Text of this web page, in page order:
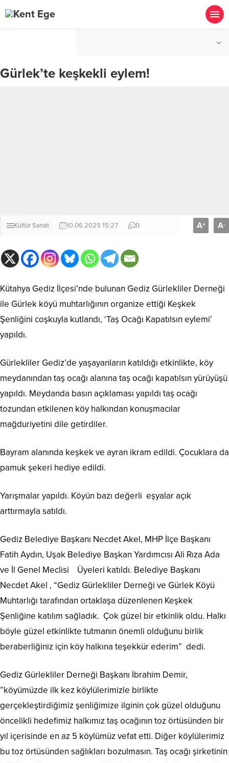
Gürlek’te keşkekli eylem!
Kültür Sanat 10.06.2025 15:27 0 A+ A-
Kütahya Gediz İlçesi’nde bulunan Gediz Gürlekliler Derneği
ile Gürlek köyü muhtarlığının organize ettiği Keşkek
Şenliğini coşkuyla kutlandı, ‘Taş Ocağı Kapatılsın eylemi’
yapıldı.
Gürlekliler Gediz’de yaşayanların katıldığı etkinlikte, köy
meydanından taş ocağı alanına taş ocağı kapatılsın yürüyüşü
yapıldı. Meydanda basın açıklaması yapıldı taş ocağı
tozundan etkilenen köy halkından konuşmacılar
mağduriyetini dile getirdiler.
Bayram alanında keşkek ve ayran ikram edildi. Çocuklara da
pamuk şekeri hediye edildi.
Yarışmalar yapıldı. Köyün bazı değerli eşyalar açık
arttırmayla satıldı.
Gediz Belediye Başkanı Necdet Akel, MHP İlçe Başkanı
Fatih Aydın, Uşak Belediye Başkan Yardımcısı Ali Rıza Ada
ve İl Genel Meclisi Üyeleri katıldı. Belediye Başkanı
Necdet Akel , “Gediz Gürlekliler Derneği ve Gürlek Köyü
Muhtarlığı tarafından ortaklaşa düzenlenen Keşkek
Şenliğine katılım sağladık. Çok güzel bir etkinlik oldu. Halkı
böyle güzel etkinlikte tutmanın önemli olduğunu birlik
beraberliğiniz için köy halkına teşekkür ederim” dedi.
Gediz Gürlekliler Derneği Başkanı İbrahim Demir,
”köyümüzde ilk kez köylülerimizle birlikte
gerçekleştirdiğimiz şenliğimize ilginin çok güzel olduğunu
öncelikli hedefimiz halkımız taş ocağının toz örtüsünden bir
yıl içerisinde en az 5 köylümüz vefat etti. Diğer köylülerimiz
bu toz örtüsünden sağlıkları bozulmasın. Taş ocağı şirketinin